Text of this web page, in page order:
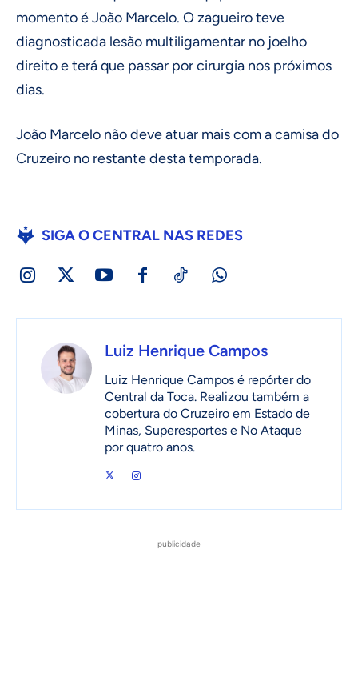
momento é João Marcelo. O zagueiro teve
diagnosticada lesão multiligamentar no joelho
direito e terá que passar por cirurgia nos próximos
dias.
João Marcelo não deve atuar mais com a camisa do
Cruzeiro no restante desta temporada.
SIGA O CENTRAL NAS REDES
Luiz Henrique Campos
Luiz Henrique Campos é repórter do
Central da Toca. Realizou também a
cobertura do Cruzeiro em Estado de
Minas, Superesportes e No Ataque
por quatro anos.
publicidade